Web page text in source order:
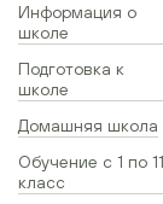
Информация о
школе
Подготовка к
школе
Домашняя школа
Обучение с 1 по 11
класс